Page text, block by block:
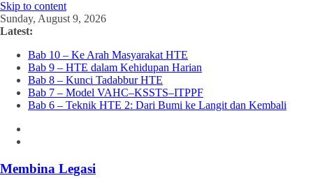
Skip to content
Sunday, August 9, 2026
Latest:
Bab 10 – Ke Arah Masyarakat HTE
Bab 9 – HTE dalam Kehidupan Harian
Bab 8 – Kunci Tadabbur HTE
Bab 7 – Model VAHC–KSSTS–ITPPF
Bab 6 – Teknik HTE 2: Dari Bumi ke Langit dan Kembali
Membina Legasi